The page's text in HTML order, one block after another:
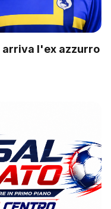
arriva l'ex azzurro